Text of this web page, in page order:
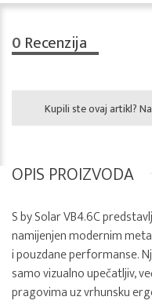
0 Recenzija
Kupili ste ovaj artikl?
OPIS PROIZVODA
S by Solar VB4.6C
namijenjen modernim
i pouzdane performanse.
samo vizualno upečatljiv,
pragovima uz vrhunsku